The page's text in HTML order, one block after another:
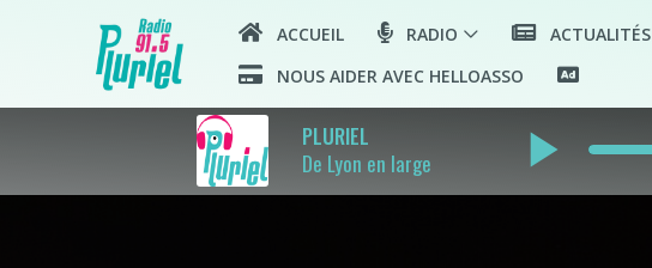
ACCUEIL RADIO ACTUALITÉS
NOUS AIDER AVEC HELLOASSO
PLURIEL
De Lyon en large
play_arrow